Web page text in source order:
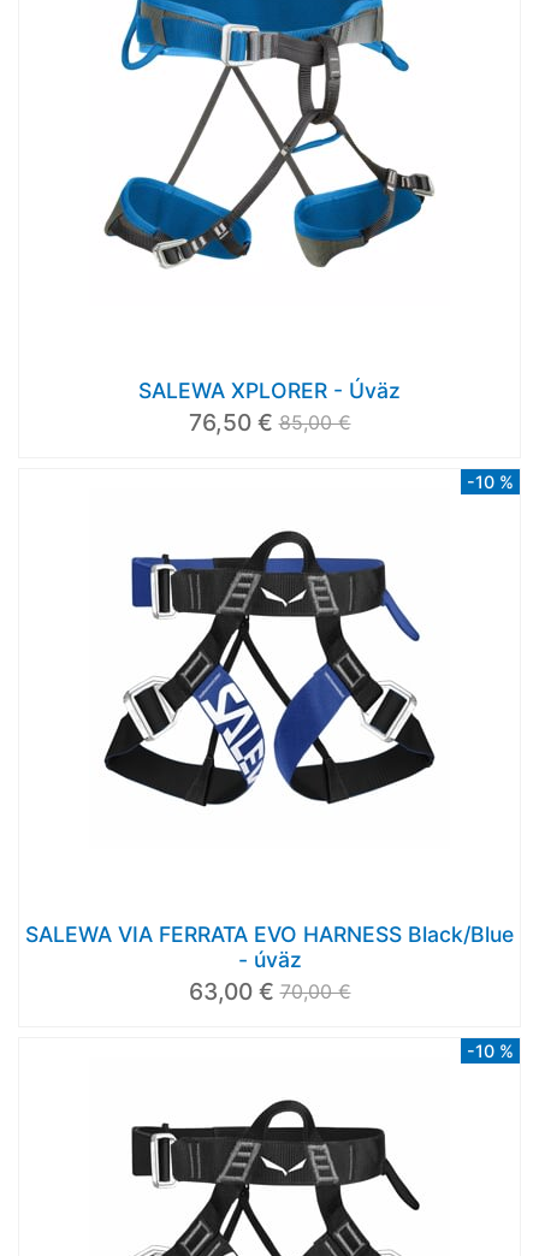
SALEWA XPLORER - Úväz
76,50 € 85,00 €
-10 %
SALEWA VIA FERRATA EVO HARNESS Black/Blue
- úväz
63,00 € 70,00 €
-10 %